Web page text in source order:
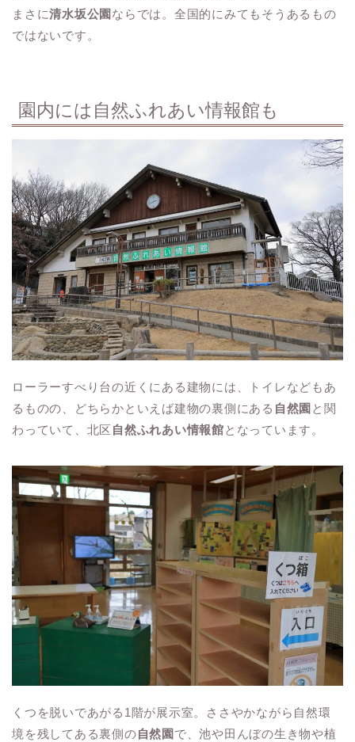
まさに清水坂公園 ならでは。全国的にみてもそうあるもの
ではないです。
園内には自然ふれあい情報館も
ローラーすべり台の近くにある建物には、トイレなどもあ
るものの、どちらかといえば建物の裏側にある 自然園 と関
わっていて、北区 自然ふれあい情報館となっています。
くつを脱いであがる1階が展示室。ささやかながら自然環
境を残してある裏側の自然園 で、池や田んぼの生き物や植